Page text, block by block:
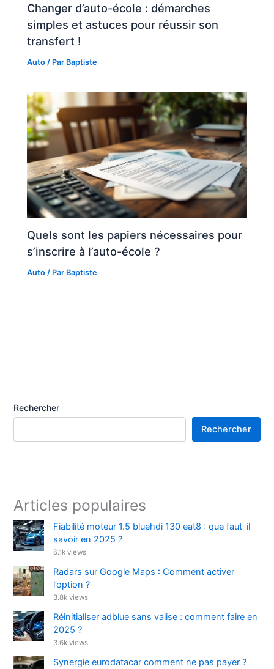
Changer d’auto-école : démarches
simples et astuces pour réussir son
transfert !
Auto / Par Baptiste
Quels sont les papiers nécessaires pour
s’inscrire à l’auto-école ?
Auto / Par Baptiste
Rechercher
Rechercher
Articles populaires
Fiabilité moteur 1.5 bluehdi 130 eat8 : que faut-il
savoir en 2025 ?
6.1k views
Radars sur Google Maps : Comment activer
l’option ?
3.8k views
Réinitialiser adblue sans valise : comment faire en
2025 ?
3.6k views
Synergie eurodatacar comment ne pas payer ?